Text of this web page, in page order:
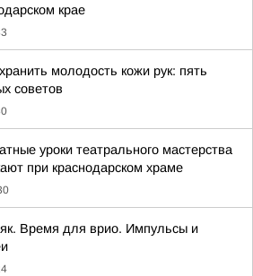
крае
молодость кожи рук: пять
советов
уроки театрального мастерства
при краснодарском храме
Время для врио. Импульсы и